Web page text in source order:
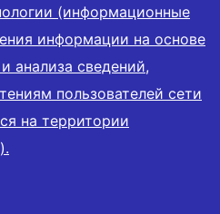
(информационные
информации на основе
анализа сведений,
пользователей сети
на территории